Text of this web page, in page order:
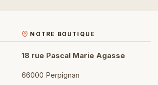
NOTRE BOUTIQUE
18 rue Pascal Marie Agasse
66000 Perpignan